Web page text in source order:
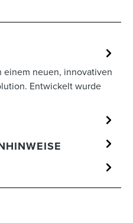
einem neuen, innovativen
Entwickelt wurde